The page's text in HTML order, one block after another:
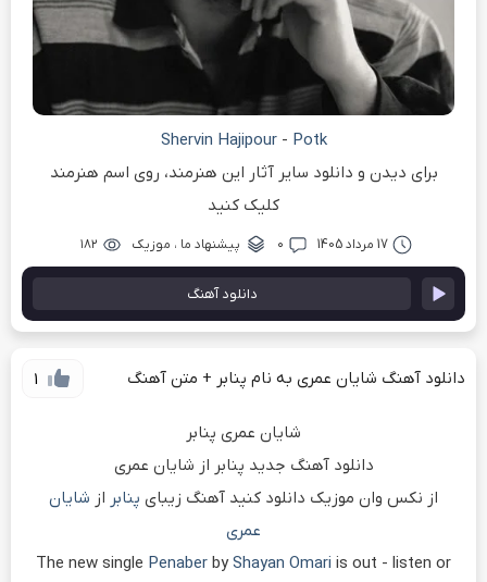
Shervin Hajipour - Potk
برای دیدن و دانلود سایر آثار این هنرمند، روی اسم هنرمند
کلیک کنید
17 مرداد 1405 ۰ پیشنهاد ما ، موزیک ۱۸۲
دانلود آهنگ
1 دانلود آهنگ شایان عمری به نام پنابر + متن آهنگ
شایان عمری پنابر
دانلود آهنگ جدید پنابر از شایان عمری
از نکس وان موزیک دانلود کنید آهنگ زیبای پنابر از شایان
عمری
The new single Penaber byShayan Omari is out - listen or